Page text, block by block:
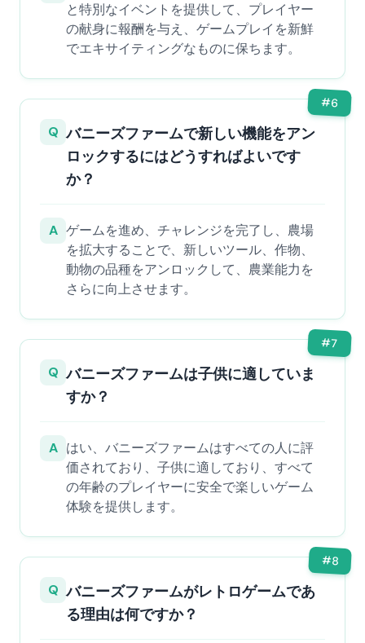
と特別なイベントを提供して、プレイヤー
の献身に報酬を与え、ゲームプレイを新鮮
でエキサイティングなものに保ちます。
#6
Q バニーズファームで新しい機能をアン
ロックするにはどうすればよいです
か？
A ゲームを進め、チャレンジを完了し、農場
を拡大することで、新しいツール、作物、
動物の品種をアンロックして、農業能力を
さらに向上させます。
#7
Q バニーズファームは子供に適していま
すか？
A はい、バニーズファームはすべての人に評
価されており、子供に適しており、すべて
の年齢のプレイヤーに安全で楽しいゲーム
体験を提供します。
#8
Q バニーズファームがレトロゲームであ
る理由は何ですか？